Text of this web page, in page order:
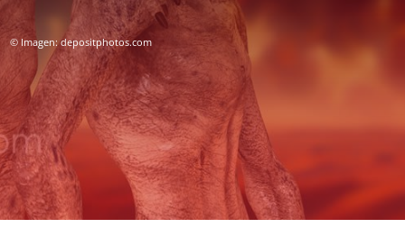
© Imagen: depositphotos.com